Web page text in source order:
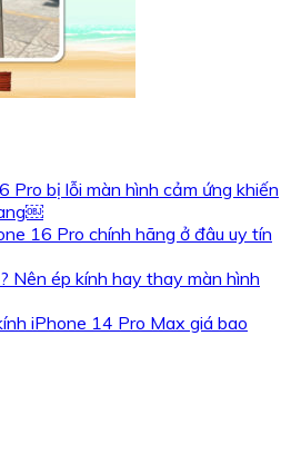
Pro bị lỗi màn hình cảm ứng khiến
16 Pro chính hãng ở đâu uy tín
Nên ép kính hay thay màn hình
iPhone 14 Pro Max giá bao